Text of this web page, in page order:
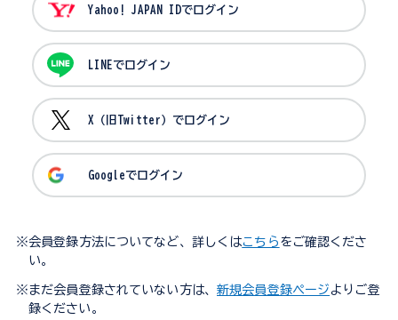
Yahoo! JAPAN IDでログイン
LINEでログイン
X（旧Twitter）でログイン
Googleでログイン
※会員登録方法についてなど、詳しくはこちら をご確認くださ
い。
※まだ会員登録されていない方は、 新規会員登録ページ よりご登
録ください。